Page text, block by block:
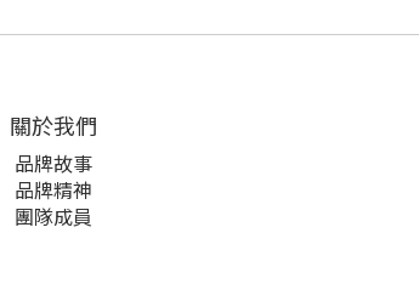
關於我們
品牌故事
品牌精神
團隊成員